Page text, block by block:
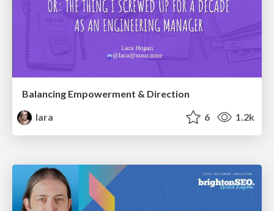
Balancing Empowerment & Direction
lara
6 1.2k